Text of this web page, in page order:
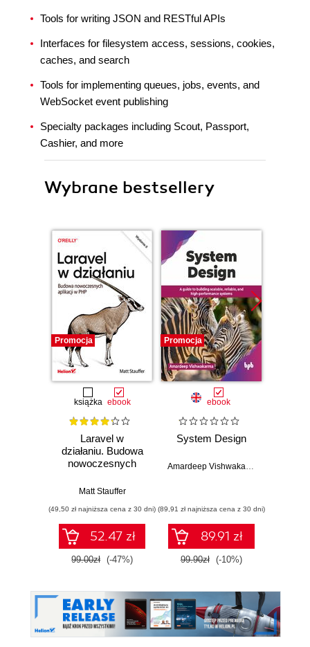
Tools for writing JSON and RESTful APIs
Interfaces for filesystem access, sessions, cookies,
caches, and search
Tools for implementing queues, jobs, events, and
WebSocket event publishing
Specialty packages including Scout, Passport,
Cashier, and more
Wybrane bestsellery
Promocja
książka ebook
Laravel w
działaniu. Budowa
nowoczesnych
Wydanie II
Matt Stauffer
(49,50 zł najniższa cena z 30 dni)
52.47 zł
99.00zł (-47%)
Promocja
ebook
System Design
Amardeep Vishwakarma
(89,91 zł najniższa cena z 30 dni)
89.91 zł
99.90zł (-10%)